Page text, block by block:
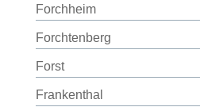
Forchheim
Forchtenberg
Forst
Frankenthal